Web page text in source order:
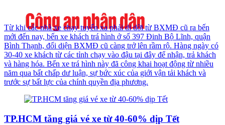
Từ khi các nhà xe chạy tuyến xa phải di dời từ BXMĐ cũ ra bến
mới đến nay, bến xe khách trá hình ở số 397 Đinh Bộ Lĩnh, quận
Bình Thạnh, đối diện BXMĐ cũ càng trở lên rầm rộ. Hàng ngày có
30-40 xe khách từ các tỉnh chạy vào đậu tại đây để nhận, trả khách
và hàng hóa. Bến xe trá hình này đã công khai hoạt động từ nhiều
năm qua bất chấp dư luận, sự bức xúc của giới vận tải khách và
trước sự bất lực của chính quyền địa phương.
TP.HCM tăng giá vé xe từ 40-60% dịp Tết